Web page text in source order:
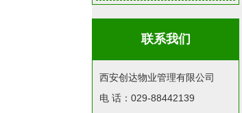
联系我们
西安创达物业管理有限公司
电 话：029-88442139